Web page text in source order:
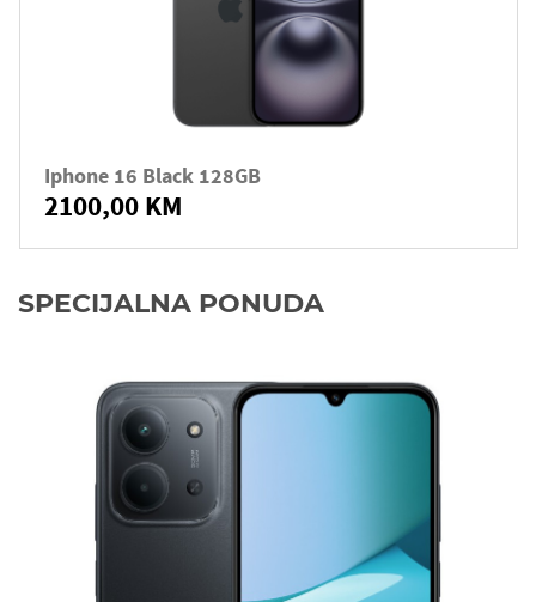
Iphone 16 Black 128GB
2100,00 KM
SPECIJALNA PONUDA